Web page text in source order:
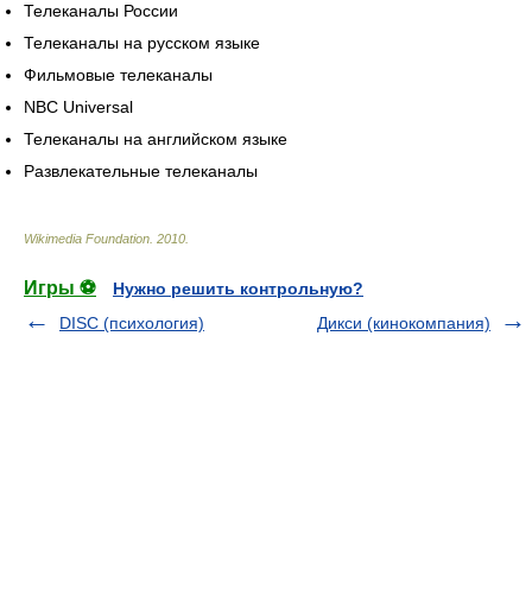
Телеканалы России
Телеканалы на русском языке
Фильмовые телеканалы
NBC Universal
Телеканалы на английском языке
Развлекательные телеканалы
Wikimedia Foundation 2010
Игры ⚽
Нужно решить контрольную?
DISC (психология)
Дикси (кинокомпания)